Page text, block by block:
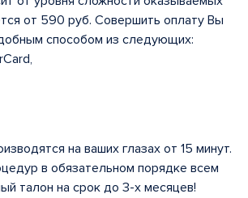
от 590 руб. Совершить оплату Вы
способом из следующих:
на ваших глазах от 15 минут.
в обязательном порядке всем
талон на срок до 3-х месяцев!